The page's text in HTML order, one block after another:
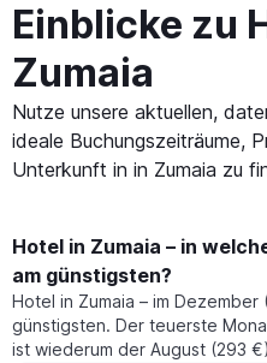
Einblicke zu
Zumaia
Nutze unsere aktuellen,
ideale Buchungszeiträume,
Unterkunft in in Zumaia zu
Hotel in Zumaia – in
am günstigsten?
Hotel in Zumaia – im
günstigsten. Der teuerste
ist wiederum der August (293